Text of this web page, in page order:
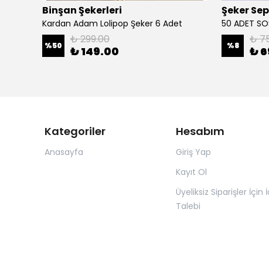
Binşan Şekerleri
Kardan Adam Lolipop Şeker 6 Adet
%50 ₺ 299.00
₺ 149.00
Şeker
%8 ₺
₺
Kategoriler
Anasayfa
Hesabım
Giriş Yap
Kayıt Ol
Üyeliksiz Siparişler İçin
Talebi